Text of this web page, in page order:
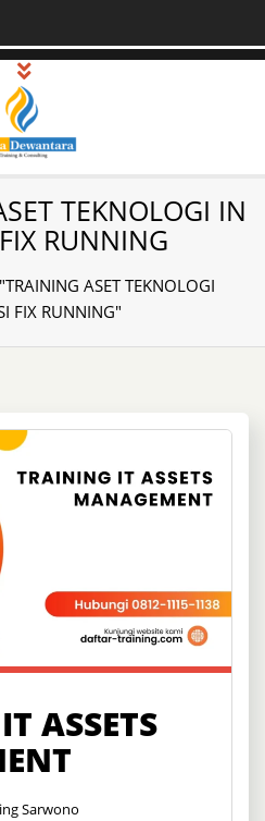
Pelatihan
Sertifikasi –
Training
Indonesia
Sertifikasi di Indonesia
TEKNOLOGI IN
RUNNING
ASET TEKNOLOGI
FIX RUNNING"
ASSETS
Sarwono